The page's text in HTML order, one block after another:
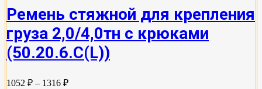
Ремень стяжной для крепления
груза 2,0/4,0тн с крюками
(50.20.6.C(L))
1052 ₽ – 1316 ₽